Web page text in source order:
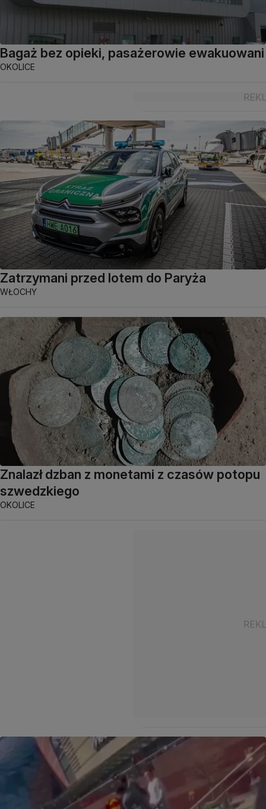
Bagaż bez opieki, pasażerowie ewakuowani
OKOLICE
Zatrzymani przed lotem do Paryża
WŁOCHY
Znalazł dzban z monetami z czasów potopu
szwedzkiego
OKOLICE